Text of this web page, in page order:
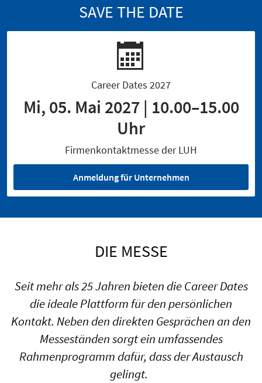
SAVE THE DATE
Career Dates 2027
Mi, 05. Mai 2027 | 10.00–15.00
Uhr
Firmenkontaktmesse der LUH
Anmeldung für Unternehmen
DIE MESSE
Seit mehr als 25 Jahren bieten die Career Dates
die ideale Plattform für den persönlichen
Kontakt. Neben den direkten Gesprächen an den
Messeständen sorgt ein umfassendes
Rahmenprogramm dafür, dass der Austausch
gelingt.